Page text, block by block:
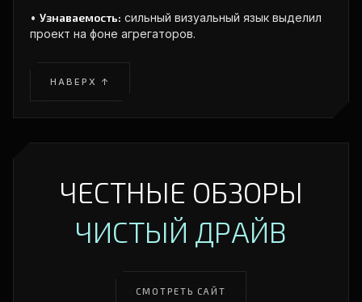
• Узнаваемость: сильный визуальный язык выделил
проект на фоне агрегаторов.
НАВЕРХ ↑
ЧЕСТНЫЕ ОБЗОРЫ
ЧИСТЫЙ ДРАЙВ
СМОТРЕТЬ САЙТ